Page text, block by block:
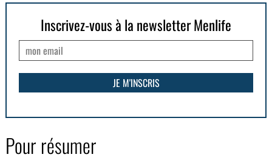
Inscrivez-vous à la newsletter Menlife
Pour résumer